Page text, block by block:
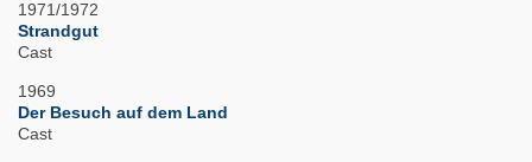
1971/1972
Strandgut
Cast
1969
Der Besuch auf dem Land
Cast